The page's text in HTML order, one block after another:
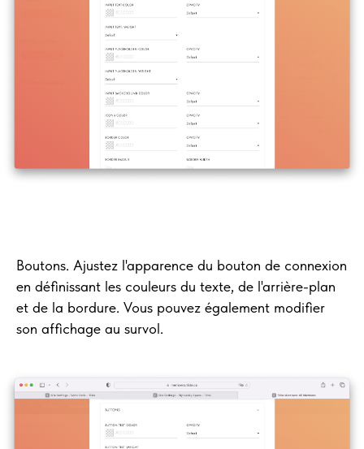
Boutons. Ajustez l'apparence du bouton de connexion
en définissant les couleurs du texte, de l'arrière-plan
et de la bordure. Vous pouvez également modifier
son affichage au survol.